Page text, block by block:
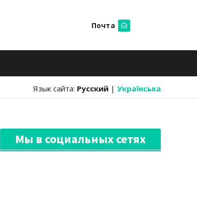
Почта
Язык сайта: Русский | Українська
Мы в социальных сетях